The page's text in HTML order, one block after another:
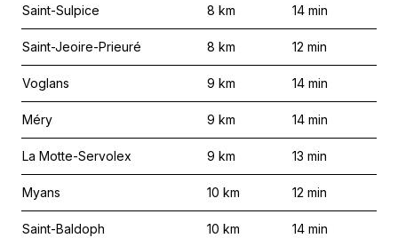
Saint-Sulpice 8 km 14 min
Saint-Jeoire-Prieuré 8 km 12 min
Voglans 9 km 14 min
Méry 9 km 14 min
La Motte-Servolex 9 km 13 min
Myans 10 km 12 min
Saint-Baldoph 10 km 14 min